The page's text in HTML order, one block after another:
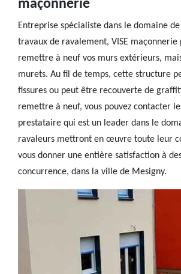
maçonnerie
Entreprise spécialiste dans le domaine
travaux de ravalement, VISE maçonnerie
remettre à neuf vos murs extérieurs,
murets. Au fil de temps, cette structure
fissures ou peut être recouverte de
remettre à neuf, vous pouvez contacter
prestataire qui est un leader dans le
ravaleurs mettront en œuvre toute leur
vous donner une entière satisfaction à
concurrence, dans la ville de Mesigny.